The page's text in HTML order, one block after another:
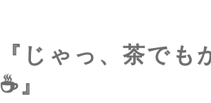
『じゃっ、茶で
☕️』